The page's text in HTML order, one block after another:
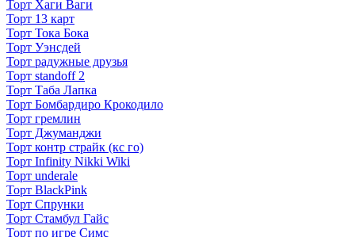
Торт Хаги Ваги
Торт 13 карт
Торт Тока Бока
Торт Уэнсдей
Торт радужные друзья
Торт standoff 2
Торт Таба Лапка
Торт Бомбардиро Крокодило
Торт гремлин
Торт Джуманджи
Торт контр страйк (кс го)
Торт Infinity Nikki Wiki
Торт underale
Торт BlackPink
Торт Спрунки
Торт Стамбул Гайс
Торт по игре Симс